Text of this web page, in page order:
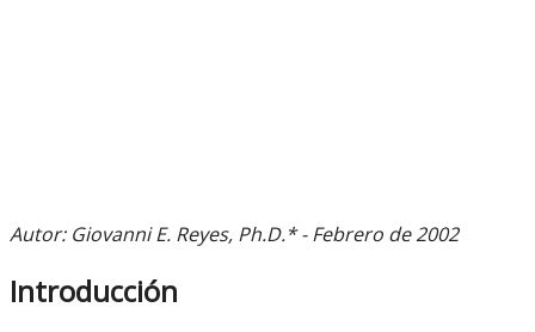
Autor: Giovanni E. Reyes, Ph.D.* - Febrero de 2002
Introducción